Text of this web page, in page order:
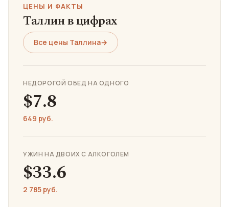
ЦЕНЫ И ФАКТЫ
Таллин в цифрах
Все цены Таллина→
НЕДОРОГОЙ ОБЕД НА ОДНОГО
$7.8
649 руб.
УЖИН НА ДВОИХ С АЛКОГОЛЕМ
$33.6
2 785 руб.